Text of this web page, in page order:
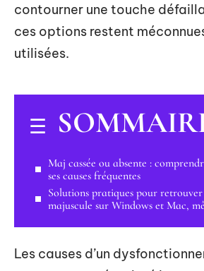
contourner une touche
ces options restent
utilisées.
Maj cassée ou absente :
ses causes fréquentes
Solutions pratiques pour
majuscule sur Windows et Mac,
Les causes d’un